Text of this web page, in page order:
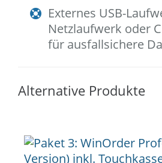
Externes USB-
Netzlaufwerk oder
für ausfallsichere
Alternative Produkte